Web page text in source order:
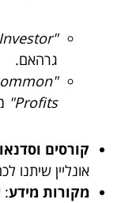
"The Intelligent Investor"
גרהאם.
Profits"
קורסים
אונליין שיתנו
מקורות מידע